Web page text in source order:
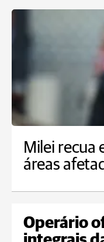
Milei recua
áreas
Operário